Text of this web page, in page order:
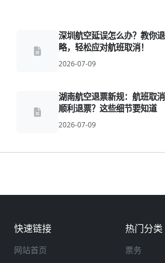
深圳航空延误怎么办？教你
略，轻松应对航班取消！
2026-07-09
湖南航空退票新规：航班取
顺利退票？这些细节要知道
2026-07-09
快速链接
网站首页
热门分类
票务